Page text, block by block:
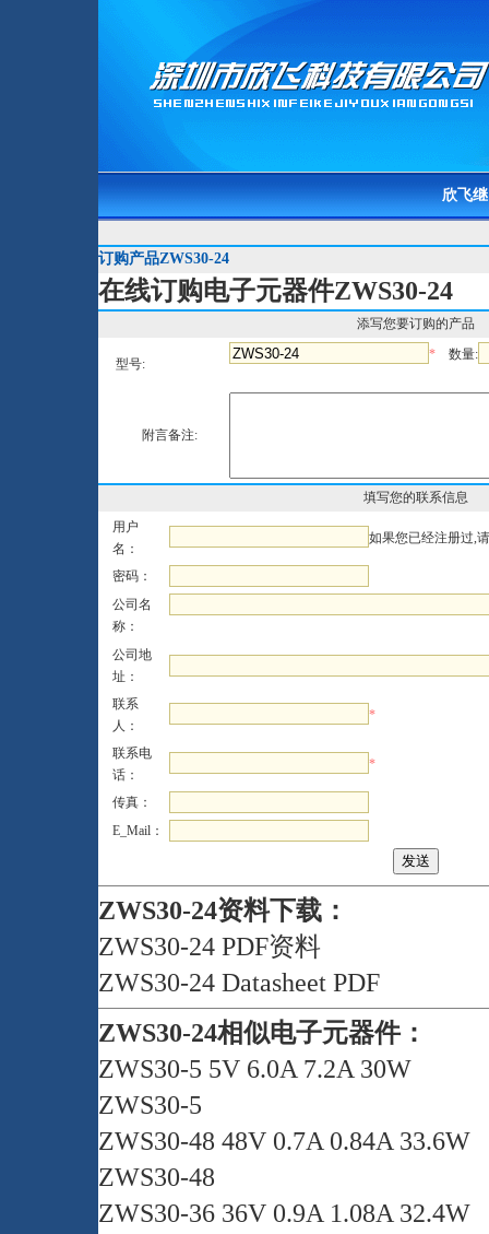
欣飞
订购产品ZWS30-24
在线订购电子元器件ZWS30-24
添写您要订购的产品
型号:
* 数量:
附言备注:
填写您的联系信息
用户
名：
如果您已经注册过,
密码：
公司名
称：
公司地
址：
联系
人：
*
联系电
话：
*
传真：
E_Mail：
ZWS30-24资料下载：
ZWS30-24 PDF资料
ZWS30-24 Datasheet PDF
ZWS30-24相似电子元器件：
ZWS30-5 5V 6.0A 7.2A 30W
ZWS30-5
ZWS30-48 48V 0.7A 0.84A 33.6W
ZWS30-48
ZWS30-36 36V 0.9A 1.08A 32.4W